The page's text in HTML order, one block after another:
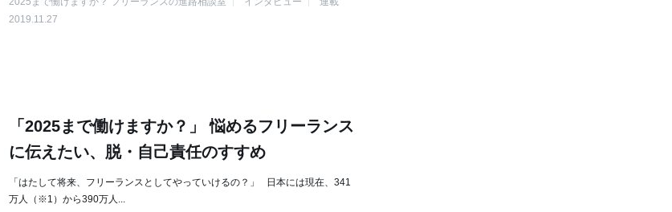
2019.11.27
「2025まで働けますか？」 悩めるフリーランス
に伝えたい、脱・自己責任のすすめ
「はたして将来、フリーランスとしてやっていけるの？」 日本には現在、341
万人（※1）から390万人...